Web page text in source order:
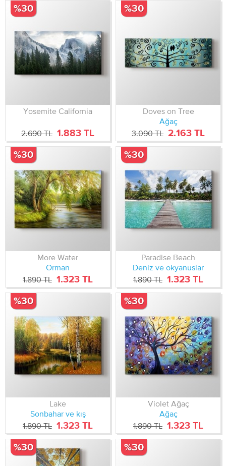
Yosemite California
2.690 TL 1.883 TL
%30
Doves on Tree
Ağaç
3.090 TL 2.163 TL
%30
More Water
Orman
1.890 TL 1.323 TL
%30
Paradise Beach
Deniz ve okyanuslar
1.890 TL 1.323 TL
%30
Lake
Sonbahar ve kış
1.890 TL 1.323 TL
%30
Violet Ağaç
Ağaç
1.890 TL 1.323 TL
%30
%30 %30